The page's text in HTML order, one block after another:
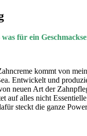
für ein
kommt von
Entwickelt und
neuen Art der
auf alles nicht
steckt die ganze